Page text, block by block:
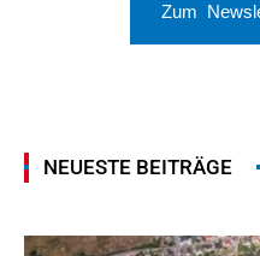
Zum
NEUESTE BEITRÄGE